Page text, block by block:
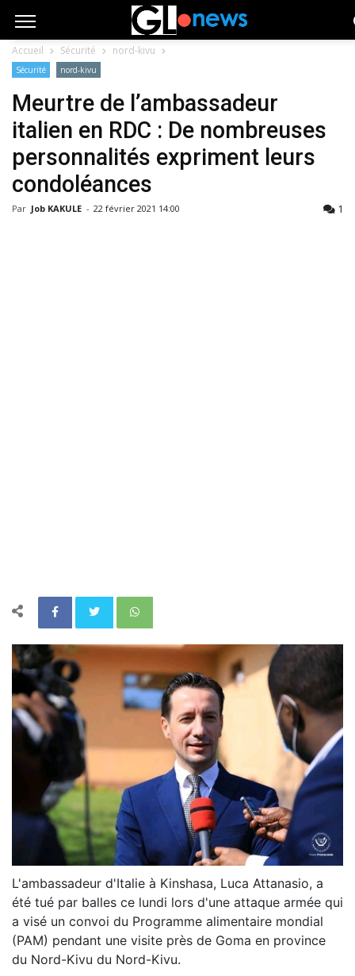
Accueil Sécurité nord-kivu
Sécurité nord-kivu
Meurtre de l’ambassadeur
italien en RDC : De nombreuses
personnalités expriment leurs
condoléances
Par Job KAKULE - 22 février 2021 14:00 1
L'ambassadeur d'Italie à Kinshasa, Luca Attanasio, a
été tué par balles ce lundi lors d'une attaque armée qui
a visé un convoi du Programme alimentaire mondial
(PAM) pendant une visite près de Goma en province
du Nord-Kivu du Nord-Kivu.